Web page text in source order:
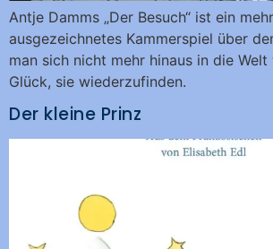
Antje Damms „Der Besuch“ ist ein
ausgezeichnetes Kammerspiel über
man sich nicht mehr hinaus in die
Glück, sie wiederzufinden.
Der kleine Prinz